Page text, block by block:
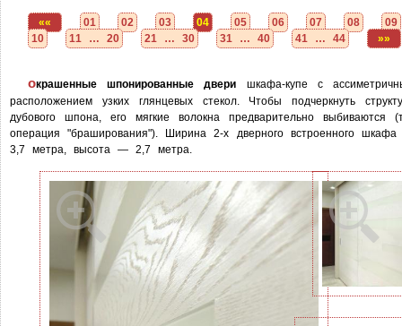
«« 01 02 03 04 05 06 07 08
09
10
11 … 20 21 … 30 31 … 40 41 … 44 »»
окрашенные шпонированные двери шкафа-купе с
расположением узких глянцевых стекол. Чтобы подчеркнуть
дубового шпона, его мягкие волокна предварительно выбиваются
операция "браширования"). Ширина 2-х дверного встроенного
3,7 метра, высота — 2,7 метра.